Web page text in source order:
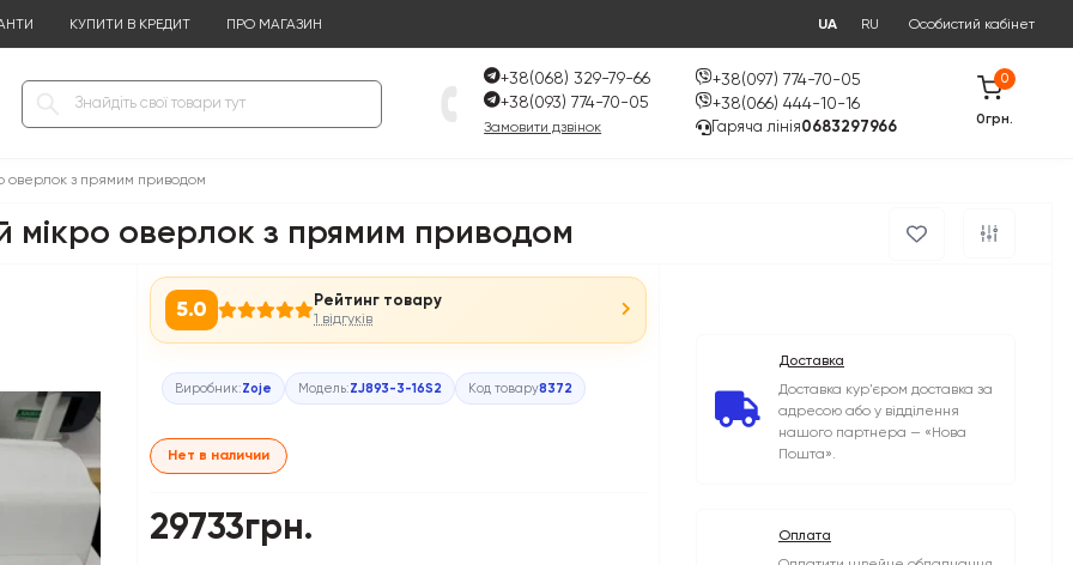
КУПИТИ В КРЕДИТ ПРО МАГАЗИН UA RU Особистий кабінет
+38(068) 329-79-66
+38(093) 774-70-05
Замовити дзвінок
+38(097) 774-70-05
+38(066) 444-10-16
Гаряча лінія0683297966
0
0грн.
оверлок з прямим приводом
мікро оверлок з прямим приводом
5.0 Рейтинг товару
1 відгуків
Виробник:Zoje Модель:ZJ893-3-16S2 Код товару8372
Нет в наличии
29733грн.
Доставка
Доставка кур'єром доставка за
адресою або у відділення
нашого партнера — «Нова
Пошта».
Оплата